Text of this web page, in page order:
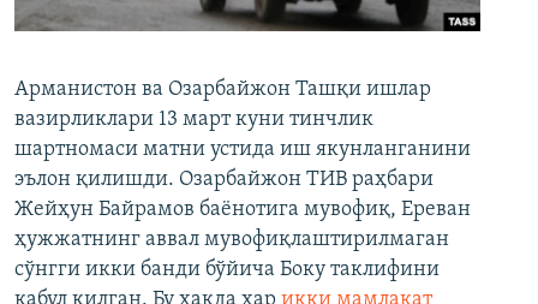
Арманистон ва Озарбайжон Ташқи ишлар
вазирликлари 13 март куни тинчлик
шартномаси матни устида иш якунланганини
эълон қилишди. Озарбайжон ТИВ раҳбари
Жейҳун Байрамов баёнотига мувофиқ, Ереван
ҳужжатнинг аввал мувофиқлаштирилмаган
сўнгги икки банди бўйича Боку таклифини
қабул қилган. Бу ҳақда ҳар икки мамлакат